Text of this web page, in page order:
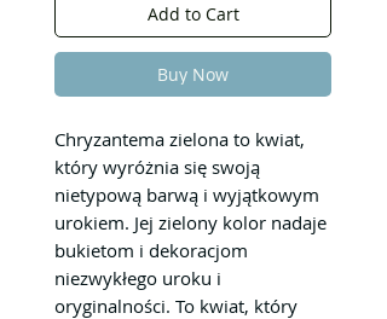
Add to Cart
Buy Now
Chryzantema zielona to kwiat,
który wyróżnia się swoją
nietypową barwą i wyjątkowym
urokiem. Jej zielony kolor nadaje
bukietom i dekoracjom
niezwykłego uroku i
oryginalności. To kwiat, który